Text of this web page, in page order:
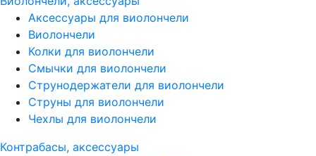
Аксессуары для виолончели
Виолончели
Колки для виолончели
Смычки для виолончели
Струнодержатели для виолончели
Струны для виолончели
Чехлы для виолончели
Контрабасы, аксессуары